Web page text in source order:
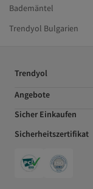
Bademäntel
Trendyol Bulgarien
Trendyol
Angebote
Sicher Einkaufen
Sicherheitszertifikat